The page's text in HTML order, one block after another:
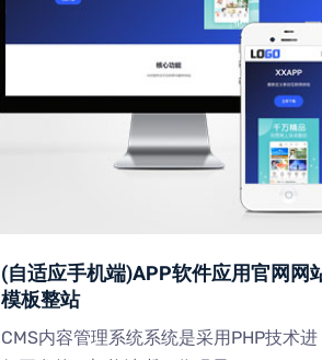
(自适应手机端)APP软件应用官网网
模板整站
CMS内容管理系统系统是采用PHP技术进